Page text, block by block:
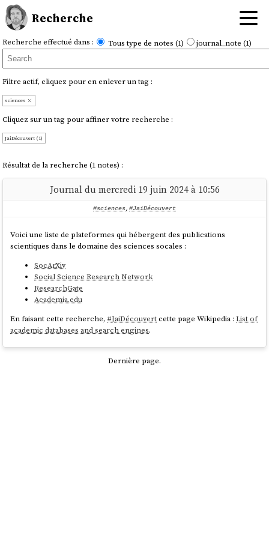
Recherche
Recherche effectué dans : Tous type de notes (1) journal_note (1)
Filtre actif, cliquez pour en enlever un tag :
sciences
Cliquez sur un tag pour affiner votre recherche :
JaiDécouvert (1)
Résultat de la recherche (1 notes) :
Journal du mercredi 19 juin 2024 à 10:56
#sciences, #JaiDécouvert
Voici une liste de plateformes qui hébergent des publications
scientiques dans le domaine des sciences socales :
SocArXiv
Social Science Research Network
ResearchGate
Academia.edu
En faisant cette recherche, #JaiDécouvertcette page Wikipedia :List of
academic databases and search engines.
Dernière page.